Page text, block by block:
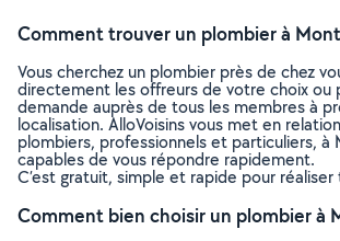
Comment trouver un plombier à
Vous cherchez un plombier près de chez
directement les offreurs de votre choix ou
demande auprès de tous les membres à
localisation. AlloVoisins vous met en
plombiers, professionnels et particuliers, à
capables de vous répondre rapidement.
C’est gratuit, simple et rapide pour
Comment bien choisir un plombier à